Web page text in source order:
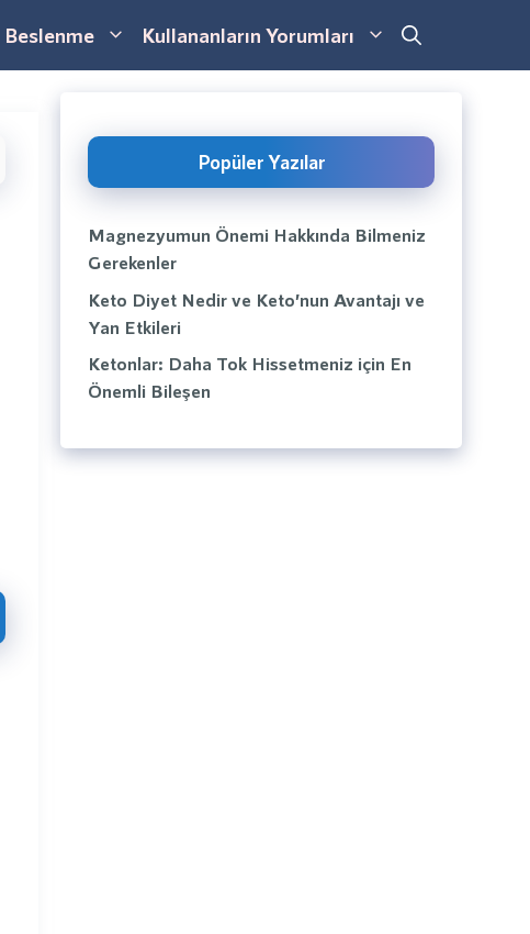
Beslenme Kullananların Yorumları
Popüler Yazılar
Magnezyumun Önemi Hakkında Bilmeniz
Gerekenler
Keto Diyet Nedir ve Keto’nun Avantajı ve
Yan Etkileri
Ketonlar: Daha Tok Hissetmeniz için En
Önemli Bileşen